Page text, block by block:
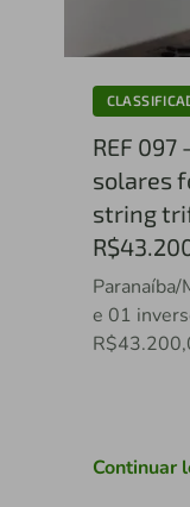
REF
solares
string
e 01 inversor string trifásico - Valor de venda
Continuar